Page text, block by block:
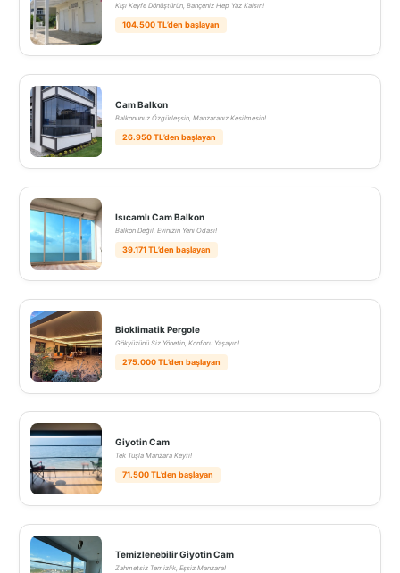
Kışı Keyfe Dönüştürün, Bahçeniz Hep Yaz Kalsın!
104.500 TL’den başlayan
Cam Balkon
Balkonunuz Özgürleşsin, Manzaranız Kesilmesin!
26.950 TL’den başlayan
Isıcamlı Cam Balkon
Balkon Değil, Evinizin Yeni Odası!
39.171 TL’den başlayan
Bioklimatik Pergole
Gökyüzünü Siz Yönetin, Konforu Yaşayın!
275.000 TL’den başlayan
Giyotin Cam
Tek Tuşla Manzara Keyfi!
71.500 TL’den başlayan
Temizlenebilir Giyotin Cam
Zahmetsiz Temizlik, Eşsiz Manzara!